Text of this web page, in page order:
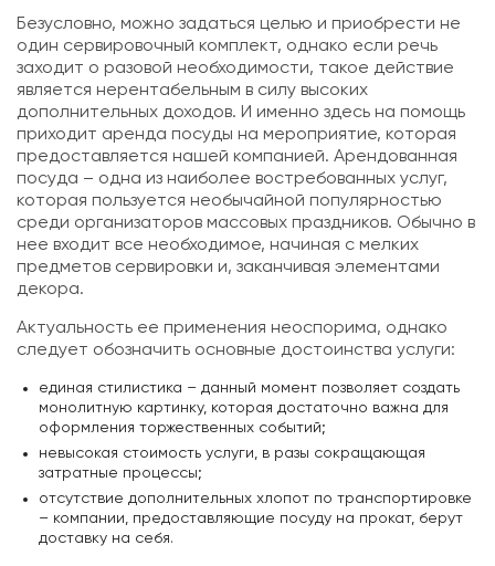
Безусловно, можно задаться целью и приобрести не
один сервировочный комплект, однако если речь
заходит о разовой необходимости, такое действие
является нерентабельным в силу высоких
дополнительных доходов. И именно здесь на помощь
приходит аренда посуды на мероприятие, которая
предоставляется нашей компанией. Арендованная
посуда – одна из наиболее востребованных услуг,
которая пользуется необычайной популярностью
среди организаторов массовых праздников. Обычно в
нее входит все необходимое, начиная с мелких
предметов сервировки и, заканчивая элементами
декора.
Актуальность ее применения неоспорима, однако
следует обозначить основные достоинства услуги:
единая стилистика – данный момент позволяет создать
монолитную картинку, которая достаточно важна для
оформления торжественных событий;
невысокая стоимость услуги, в разы сокращающая
затратные процессы;
отсутствие дополнительных хлопот по транспортировке
– компании, предоставляющие посуду на прокат, берут
доставку на себя.